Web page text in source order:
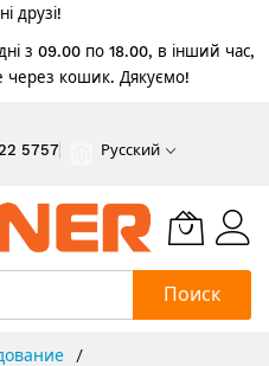
друзі!
з 09.00 по 18.00, в інший час,
через кошик. Дякуємо!
5757 Русский
Поиск